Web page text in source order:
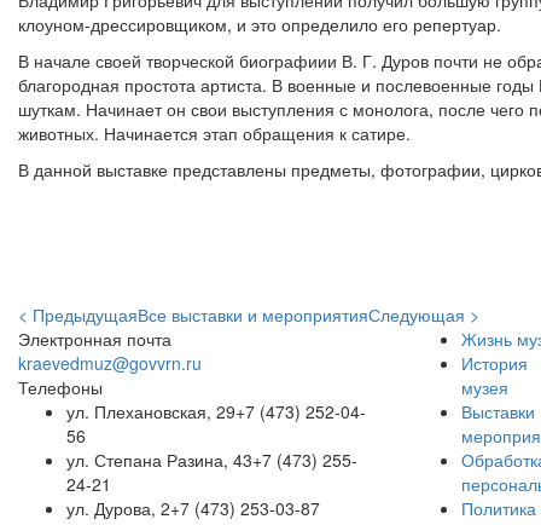
клоуном-дрессировщиком, и это определило его репертуар.
В начале своей творческой биографиии В. Г. Дуров почти не
благородная простота артиста. В военные и послевоенные
шуткам. Начинает он свои выступления с монолога, после чего
животных. Начинается этап обращения к сатире.
В данной выставке представлены предметы, фотографии,
< ПредыдущаяВсе выставки и мероприятияСледующая >
Электронная почта
kraevedmuz@govvrn.ru
Телефоны
ул. Плехановская, 29+7 (473) 252-04-
56
ул. Степана Разина, 43+7 (473) 255-
24-21
ул. Дурова, 2+7 (473) 253-03-87
Жизнь
История
музея
Выставки
Политика